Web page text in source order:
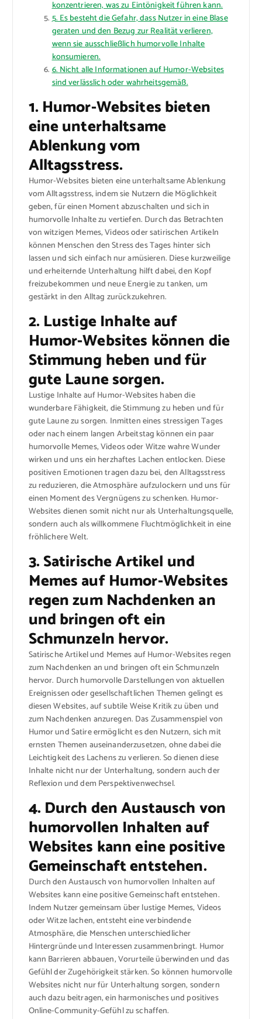
konzentrieren, was zu Eintönigkeit führen kann.
5. Es besteht die Gefahr, dass Nutzer in eine Blase
geraten und den Bezug zur Realität verlieren,
wenn sie ausschließlich humorvolle Inhalte
konsumieren.
6. Nicht alle Informationen auf Humor-Websites
sind verlässlich oder wahrheitsgemäß.
1. Humor-Websites bieten
eine unterhaltsame
Ablenkung vom
Alltagsstress.
Humor-Websites bieten eine unterhaltsame Ablenkung
vom Alltagsstress, indem sie Nutzern die Möglichkeit
geben, für einen Moment abzuschalten und sich in
humorvolle Inhalte zu vertiefen. Durch das Betrachten
von witzigen Memes, Videos oder satirischen Artikeln
können Menschen den Stress des Tages hinter sich
lassen und sich einfach nur amüsieren. Diese kurzweilige
und erheiternde Unterhaltung hilft dabei, den Kopf
freizubekommen und neue Energie zu tanken, um
gestärkt in den Alltag zurückzukehren.
2. Lustige Inhalte auf
Humor-Websites können die
Stimmung heben und für
gute Laune sorgen.
Lustige Inhalte auf Humor-Websites haben die
wunderbare Fähigkeit, die Stimmung zu heben und für
gute Laune zu sorgen. Inmitten eines stressigen Tages
oder nach einem langen Arbeitstag können ein paar
humorvolle Memes, Videos oder Witze wahre Wunder
wirken und uns ein herzhaftes Lachen entlocken. Diese
positiven Emotionen tragen dazu bei, den Alltagsstress
zu reduzieren, die Atmosphäre aufzulockern und uns für
einen Moment des Vergnügens zu schenken. Humor-
Websites dienen somit nicht nur als Unterhaltungsquelle,
sondern auch als willkommene Fluchtmöglichkeit in eine
fröhlichere Welt.
3. Satirische Artikel und
Memes auf Humor-Websites
regen zum Nachdenken an
und bringen oft ein
Schmunzeln hervor.
Satirische Artikel und Memes auf Humor-Websites regen
zum Nachdenken an und bringen oft ein Schmunzeln
hervor. Durch humorvolle Darstellungen von aktuellen
Ereignissen oder gesellschaftlichen Themen gelingt es
diesen Websites, auf subtile Weise Kritik zu üben und
zum Nachdenken anzuregen. Das Zusammenspiel von
Humor und Satire ermöglicht es den Nutzern, sich mit
ernsten Themen auseinanderzusetzen, ohne dabei die
Leichtigkeit des Lachens zu verlieren. So dienen diese
Inhalte nicht nur der Unterhaltung, sondern auch der
Reflexion und dem Perspektivenwechsel.
4. Durch den Austausch von
humorvollen Inhalten auf
Websites kann eine positive
Gemeinschaft entstehen.
Durch den Austausch von humorvollen Inhalten auf
Websites kann eine positive Gemeinschaft entstehen.
Indem Nutzer gemeinsam über lustige Memes, Videos
oder Witze lachen, entsteht eine verbindende
Atmosphäre, die Menschen unterschiedlicher
Hintergründe und Interessen zusammenbringt. Humor
kann Barrieren abbauen, Vorurteile überwinden und das
Gefühl der Zugehörigkeit stärken. So können humorvolle
Websites nicht nur für Unterhaltung sorgen, sondern
auch dazu beitragen, ein harmonisches und positives
Online-Community-Gefühl zu schaffen.